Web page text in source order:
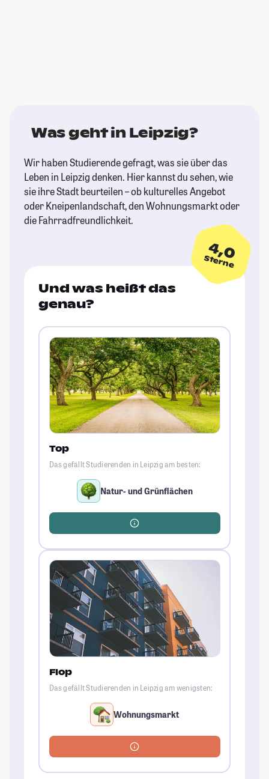
Was geht in Leipzig?
Wir haben Studierende gefragt, was sie über das
Leben in Leipzig denken. Hier kannst du sehen, wie
sie ihre Stadt beurteilen – ob kulturelles Angebot
oder Kneipenlandschaft, den Wohnungsmarkt oder
die Fahrradfreundlichkeit.
4,0
Sterne
Und was heißt das
genau?
Top
Das gefällt Studierenden in Leipzig am besten:
Natur- und Grünflächen
Flop
Das gefällt Studierenden in Leipzig am wenigsten:
Wohnungsmarkt